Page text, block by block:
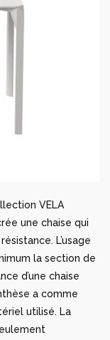
VELA
une chaise qui
L’usage
la section de
d’une chaise
a comme
utilisé. La